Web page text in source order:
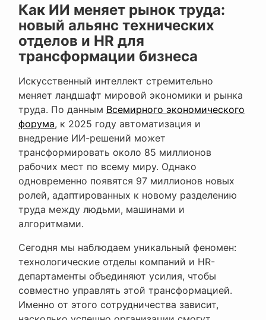
Как ИИ меняет рынок труда:
новый альянс технических
отделов и HR для
трансформации бизнеса
Искусственный интеллект стремительно
меняет ландшафт мировой экономики и рынка
труда. По данным Всемирного экономического
форума, к 2025 году автоматизация и
внедрение ИИ-решений может
трансформировать около 85 миллионов
рабочих мест по всему миру. Однако
одновременно появятся 97 миллионов новых
ролей, адаптированных к новому разделению
труда между людьми, машинами и
алгоритмами.
Сегодня мы наблюдаем уникальный феномен:
технологические отделы компаний и HR-
департаменты объединяют усилия, чтобы
совместно управлять этой трансформацией.
Именно от этого сотрудничества зависит,